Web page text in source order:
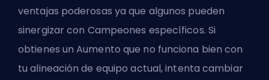
ventajas poderosas ya que algunos pueden
sinergizar con Campeones específicos. Si
obtienes un Aumento que no funciona bien con
tu alineación de equipo actual, intenta cambiar